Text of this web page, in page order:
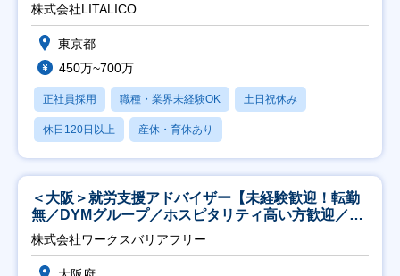
株式会社LITALICO
東京都
450万~700万
正社員採用 職種・業界未経験OK 土日祝休み
休日120日以上 産休・育休あり
＜大阪＞就労支援アドバイザー【未経験歓迎！転勤
無／DYMグループ／ホスピタリティ高い方歓迎／土
日祝】
株式会社ワークスバリアフリー